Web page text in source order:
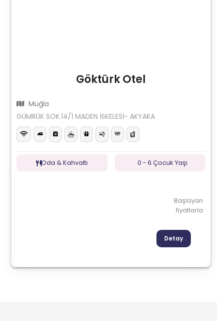
Göktürk Otel
Muğla
GÜMRÜK SOK.14/1 MADEN İSKELESİ- AKYAKA
Oda & Kahvaltı 0 - 6 Çocuk Yaşı
Başlayan
fiyatlarla
Detay